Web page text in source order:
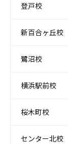
登戸校
新百合ヶ丘校
鷺沼校
横浜駅前校
桜木町校
センター北校